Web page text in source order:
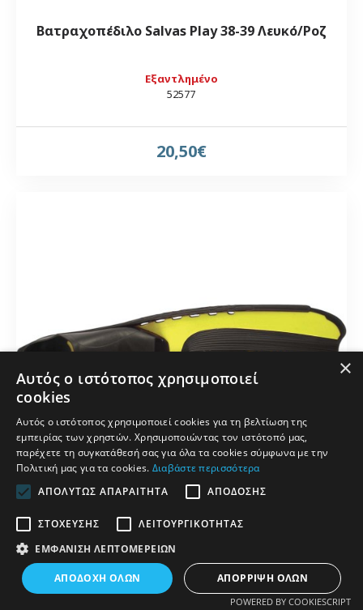
Εξαντλημένο
52577
Βατραχοπέδιλο Salvas Play 38-39 Λευκό/Ροζ
20,50€
Άμεσα Διαθέσιμο
Βατραχοπέδιλο Salvas Play Κίτρινο 36-37
ΦΊΛΤΡΑ
×
Αυτός ο ιστότοπος χρησιμοποιεί
cookies
Αυτός ο ιστότοπος χρησιμοποιεί cookies για τη βελτίωση της
εμπειρίας των χρηστών. Χρησιμοποιώντας τον ιστότοπό μας,
παρέχετε τη συγκατάθεσή σας για όλα τα cookies σύμφωνα με την
Πολιτική μας για τα cookies. Διαβάστε περισσότερα
ΑΠΟΛΎΤΩΣ ΑΠΑΡΑΊΤΗΤΑ
ΑΠΌΔΟΣΗΣ
ΣΤΌΧΕΥΣΗΣ
ΛΕΙΤΟΥΡΓΙΚΌΤΗΤΑΣ
ΕΜΦΆΝΙΣΗ ΛΕΠΤΟΜΕΡΕΙΏΝ
ΑΠΟΔΟΧΉ ΌΛΩΝ ΑΠΌΡΡΙΨΗ ΌΛΩΝ
POWERED BY COOKIESCRIPT